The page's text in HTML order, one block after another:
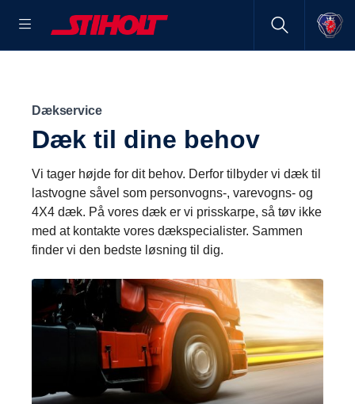
Dækservice
Dæk til dine behov
Vi tager højde for dit behov. Derfor tilbyder vi dæk til
lastvogne såvel som personvogns-, varevogns- og
4X4 dæk. På vores dæk er vi prisskarpe, så tøv ikke
med at kontakte vores dækspecialister. Sammen
finder vi den bedste løsning til dig.